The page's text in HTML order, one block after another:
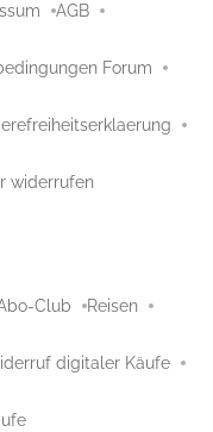
AGB
Forum
widerrufen
Club Reisen
digitaler Käufe